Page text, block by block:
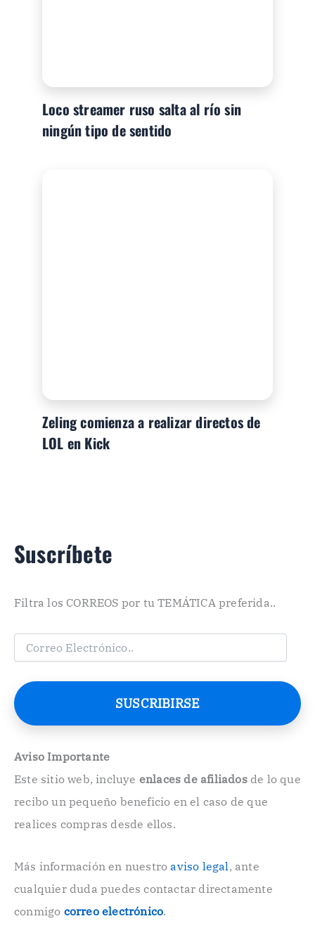
Loco streamer ruso salta al río sin
ningún tipo de sentido
Zeling comienza a realizar directos de
LOL en Kick
Suscríbete
Filtra los CORREOS por tu TEMÁTICA preferida..
C
e
o
e
t
ó
n
o
.
SUSCRIBIRSE
Aviso Importante
Este sitio web, incluye enlaces de afiliadosde lo que
recibo un pequeño beneficio en el caso de que
realices compras desde ellos.
Más información en nuestroaviso legal , ante
cualquier duda puedes contactar directamente
conmigo correo electrónico.